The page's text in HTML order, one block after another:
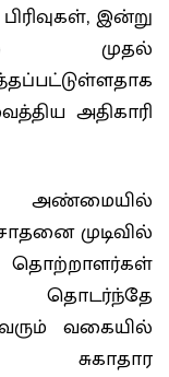
இன்று
முதல்
அதிகாரி
முடிவில்
தொடர்ந்தே
வகையில்
சுகாதார